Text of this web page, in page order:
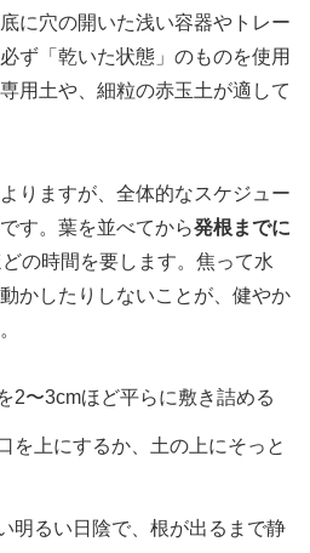
に穴の開いた浅い容器やトレー
ず「乾いた状態」のものを使用
用土や、細粒の赤玉土が適して
りますが、全体的なスケジュー
す。葉を並べてから発根までに
どの時間を要します。焦って水
かしたりしないことが、健やか
2〜3cmほど平らに敷き詰める
を上にするか、土の上にそっと
明るい日陰で、根が出るまで静